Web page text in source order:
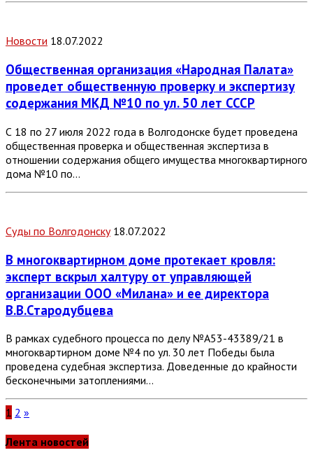
Новости 18.07.2022
Общественная организация «Народная Палата»
проведет общественную проверку и экспертизу
содержания МКД №10 по ул. 50 лет СССР
С 18 по 27 июля 2022 года в Волгодонске будет проведена
общественная проверка и общественная экспертиза в
отношении содержания общего имущества многоквартирного
дома №10 по…
Суды по Волгодонску 18.07.2022
В многоквартирном доме протекает кровля:
эксперт вскрыл халтуру от управляющей
организации ООО «Милана» и ее директора
В.В.Стародубцева
В рамках судебного процесса по делу №А53-43389/21 в
многоквартирном доме №4 по ул. 30 лет Победы была
проведена судебная экспертиза. Доведенные до крайности
бесконечными затоплениями…
1 2 »
Лента новостей